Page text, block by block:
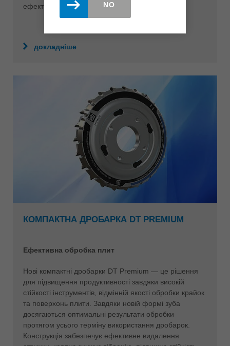
ефективність усього процесу.
докладніше
КОМПАКТНА ДРОБАРКА DT PREMIUM
Ефективна обробка плит
Нові компактні дробарки DT Premium — це рішення
для підвищення продуктивності завдяки високій
стійкості інструментів, відмінній якості обробки крайок
та поверхонь плити. Завдяки новій формі зуба
досягаються оптимальні результати обробки
протягом усього терміну використання дробарок.
Конструкція забезпечує ефективне видалення
NO